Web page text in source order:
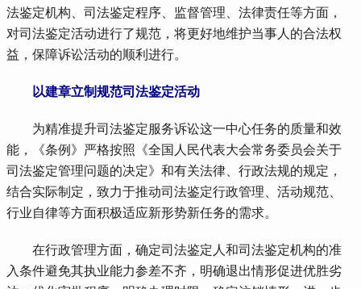
法鉴定机构、司法鉴定程序、监督管理、法律责任等方面，
对司法鉴定活动进行了规范，将更好地维护当事人的合法权
益，保障诉讼活动的顺利进行。
以建章立制规范司法鉴定活动
为精准提升司法鉴定服务诉讼这一中心任务的质量和效
能，《条例》严格按照《全国人民代表大会常务委员会关于
司法鉴定管理问题的决定》和有关法律、行政法规的规定，
结合实际制定，致力于推动司法鉴定行政管理、活动规范、
行业自律等方面积极适应新形势新任务的需求。
在行政管理方面，确定司法鉴定人和司法鉴定机构的准
入条件避免其执业能力参差不齐，明确退出情形促进优胜劣